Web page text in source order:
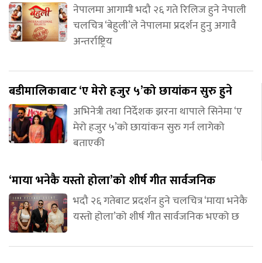
नेपालमा आगामी भदौ २६ गते रिलिज हुने नेपाली
चलचित्र ‘बेहुली’ले नेपालमा प्रदर्शन हुनु अगावै
अन्तर्राष्ट्रिय
बडीमालिकाबाट ‘ए मेरो हजुर ५’को छायांकन सुरु हुने
अभिनेत्री तथा निर्देशक झरना थापाले सिनेमा ‘ए
मेरो हजुर ५’को छायांकन सुरु गर्न लागेको
बताएकी
‘माया भनेकै यस्तो होला’को शीर्ष गीत सार्वजनिक
भदौ २६ गतेबाट प्रदर्शन हुने चलचित्र ‘माया भनेकै
यस्तो होला’को शीर्ष गीत सार्वजनिक भएको छ